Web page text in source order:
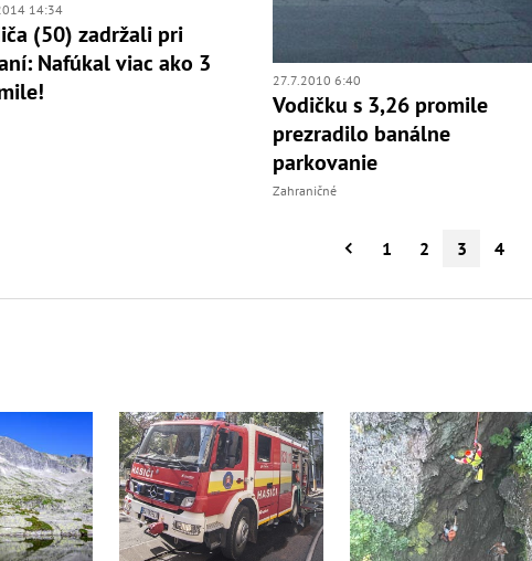
14:34
(50) zadržali pri
Nafúkal viac ako 3
27.7.2010 6:40
Vodičku s 3,26 promile
prezradilo banálne
parkovanie
Zahraničné
1 2 3 4